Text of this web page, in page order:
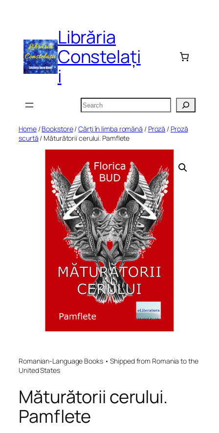
Librăria
Constelați
i
Search
Home/Bookstore/Cărți în limba română / Proză / Proză
scurtă / Măturătorii cerului. Pamflete
Romanian-Language Books • Shipped from Romania to the
United States
Măturătorii cerului.
Pamflete